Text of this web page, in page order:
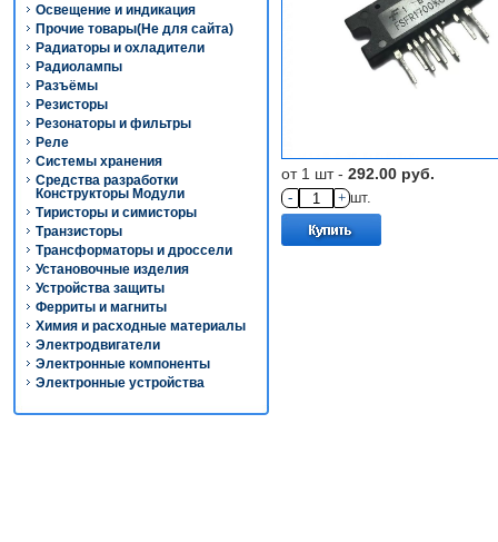
Освещение и индикация
Прочие товары(Не для сайта)
Радиаторы и охладители
Радиолампы
Разъёмы
Резисторы
Резонаторы и фильтры
Реле
Системы хранения
Средства разработки
Конструкторы Модули
Тиристоры и симисторы
Транзисторы
Трансформаторы и дроссели
Установочные изделия
Устройства защиты
Ферриты и магниты
Химия и расходные материалы
Электродвигатели
Электронные компоненты
Электронные устройства
от 1 шт - 292.00 руб.
- + шт.